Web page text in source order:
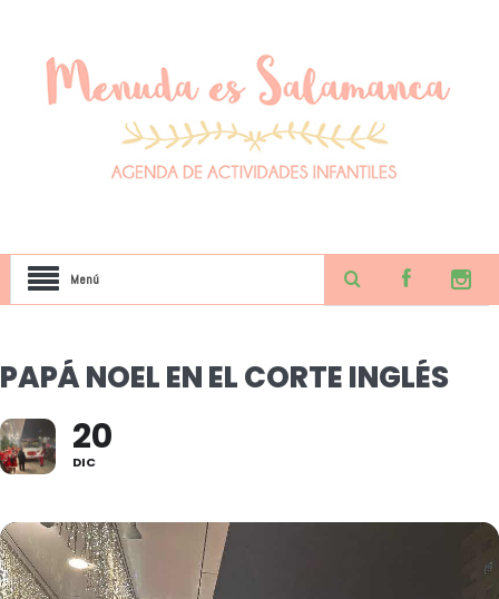
Menú
PAPÁ NOEL EN EL CORTE INGLÉS
20
DIC